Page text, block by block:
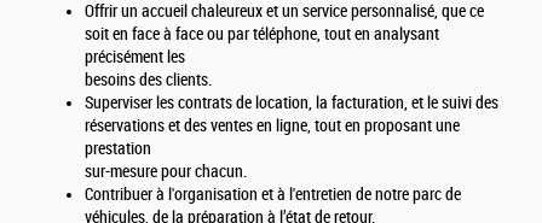
Offrir un accueil chaleureux et un service personnalisé, que ce
soit en face à face ou par téléphone, tout en analysant
précisément les
besoins des clients.
Superviser les contrats de location, la facturation, et le suivi des
réservations et des ventes en ligne, tout en proposant une
prestation
sur-mesure pour chacun.
Contribuer à l'organisation et à l'entretien de notre parc de
véhicules, de la préparation à l’état de retour.